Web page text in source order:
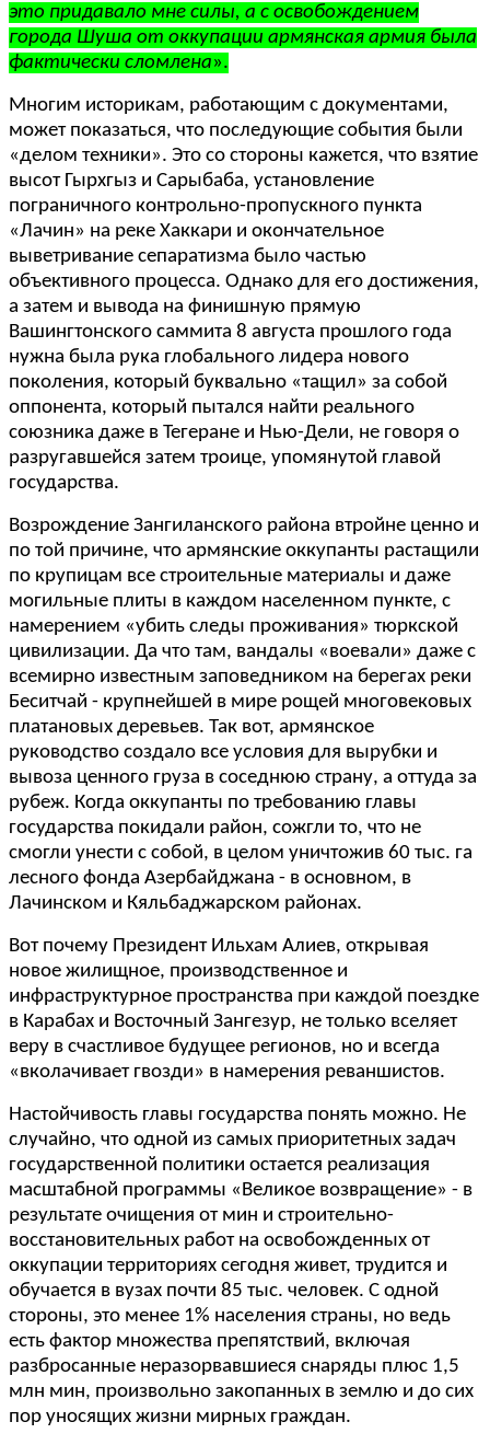
это придавало мне силы, а с освобождением
города Шуша от оккупации армянская армия была
фактически сломлена».
Многим историкам, работающим с документами,
может показаться, что последующие события были
«делом техники». Это со стороны кажется, что взятие
высот Гырхгыз и Сарыбаба, установление
пограничного контрольно-пропускного пункта
«Лачин» на реке Хаккари и окончательное
выветривание сепаратизма было частью
объективного процесса. Однако для его достижения,
а затем и вывода на финишную прямую
Вашингтонского саммита 8 августа прошлого года
нужна была рука глобального лидера нового
поколения, который буквально «тащил» за собой
оппонента, который пытался найти реального
союзника даже в Тегеране и Нью-Дели, не говоря о
разругавшейся затем троице, упомянутой главой
государства.
Возрождение Зангиланского района втройне ценно и
по той причине, что армянские оккупанты растащили
по крупицам все строительные материалы и даже
могильные плиты в каждом населенном пункте, с
намерением «убить следы проживания» тюркской
цивилизации. Да что там, вандалы «воевали» даже с
всемирно известным заповедником на берегах реки
Беситчай - крупнейшей в мире рощей многовековых
платановых деревьев. Так вот, армянское
руководство создало все условия для вырубки и
вывоза ценного груза в соседнюю страну, а оттуда за
рубеж. Когда оккупанты по требованию главы
государства покидали район, сожгли то, что не
смогли унести с собой, в целом уничтожив 60 тыс. га
лесного фонда Азербайджана - в основном, в
Лачинском и Кяльбаджарском районах.
Вот почему Президент Ильхам Алиев, открывая
новое жилищное, производственное и
инфраструктурное пространства при каждой поездке
в Карабах и Восточный Зангезур, не только вселяет
веру в счастливое будущее регионов, но и всегда
«вколачивает гвозди» в намерения реваншистов.
Настойчивость главы государства понять можно. Не
случайно, что одной из самых приоритетных задач
государственной политики остается реализация
масштабной программы «Великое возвращение» - в
результате очищения от мин и строительно-
восстановительных работ на освобожденных от
оккупации территориях сегодня живет, трудится и
обучается в вузах почти 85 тыс. человек. С одной
стороны, это менее 1% населения страны, но ведь
есть фактор множества препятствий, включая
разбросанные неразорвавшиеся снаряды плюс 1,5
млн мин, произвольно закопанных в землю и до сих
пор уносящих жизни мирных граждан.